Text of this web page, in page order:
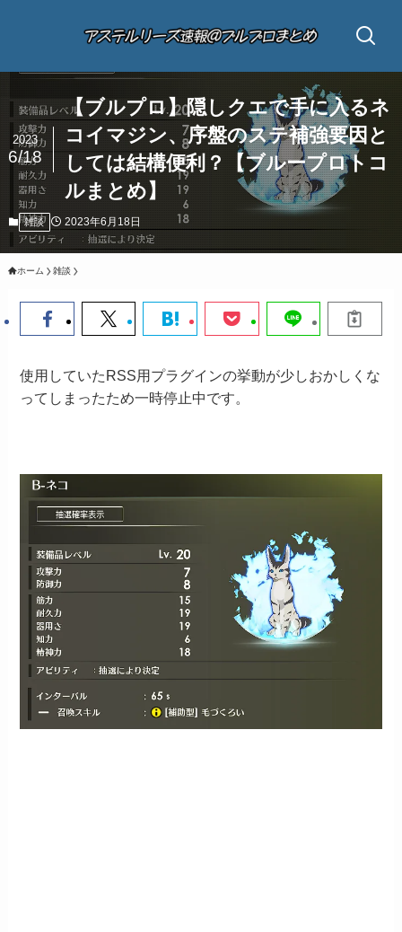
【ブルプロ】隠しクエで手に入るネ
コイマジン、序盤のステ補強要因と
しては結構便利？【ブループロトコ
ルまとめ】
2023
6/18
雑談 2023年6月18日
ホーム 雑談
使用していたRSS用プラグインの挙動が少しおかしくな
ってしまったため一時停止中です。